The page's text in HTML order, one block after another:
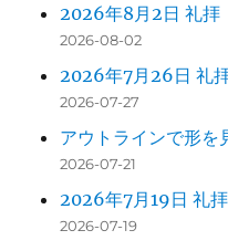
2026年8月2日 礼拝
2026-08-02
2026年7月26日 礼
2026-07-27
アウトラインで形を
2026-07-21
2026年7月19日 礼拝
2026-07-19